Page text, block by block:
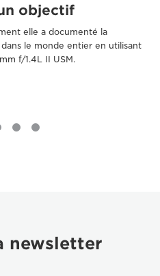
objectif
elle a documenté la
le monde entier en utilisant
f/1.4L II USM.
newsletter